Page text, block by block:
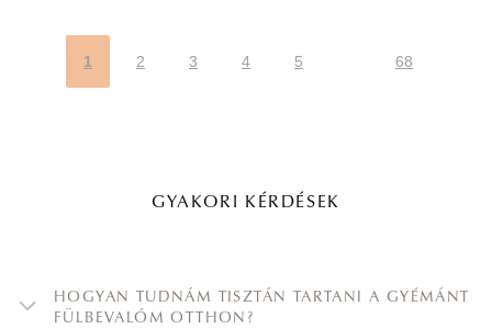
1 2 3 4 5 68
GYAKORI KÉRDÉSEK
HOGYAN TUDNÁM TISZTÁN TARTANI A GYÉMÁNT
FÜLBEVALÓM OTTHON?